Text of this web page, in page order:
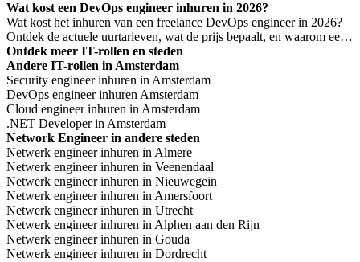
Wat kost een DevOps engineer inhuren in 2026?
Wat kost het inhuren van een freelance DevOps engineer in 2026?
Ontdek de actuele uurtarieven, wat de prijs bepaalt, en waarom een
laag tarief niet altijd goedkoper is.
Ontdek meer IT-rollen en steden
Andere IT-rollen in Amsterdam
Security engineer inhuren in Amsterdam
DevOps engineer inhuren Amsterdam
Cloud engineer inhuren in Amsterdam
.NET Developer in Amsterdam
Network Engineer in andere steden
Netwerk engineer inhuren in Almere
Netwerk engineer inhuren in Veenendaal
Netwerk engineer inhuren in Nieuwegein
Netwerk engineer inhuren in Amersfoort
Netwerk engineer inhuren in Utrecht
Netwerk engineer inhuren in Alphen aan den Rijn
Netwerk engineer inhuren in Gouda
Netwerk engineer inhuren in Dordrecht